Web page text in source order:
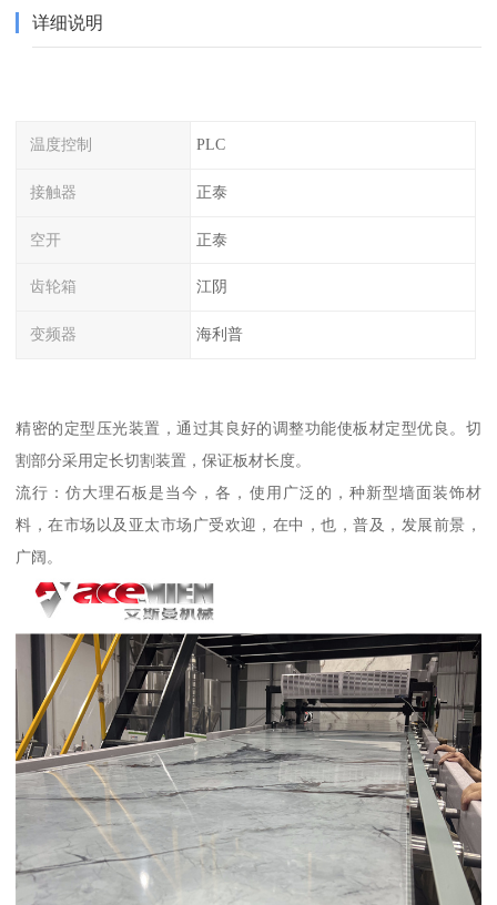
详细说明
温度控制 PLC
接触器 正泰
空开 正泰
齿轮箱 江阴
变频器 海利普
精密的定型压光装置，通过其良好的调整功能使板材定型优良。切
割部分采用定长切割装置，保证板材长度。
流行：仿大理石板是当今，各，使用广泛的，种新型墙面装饰材
料，在市场以及亚太市场广受欢迎，在中，也，普及，发展前景，
广阔。